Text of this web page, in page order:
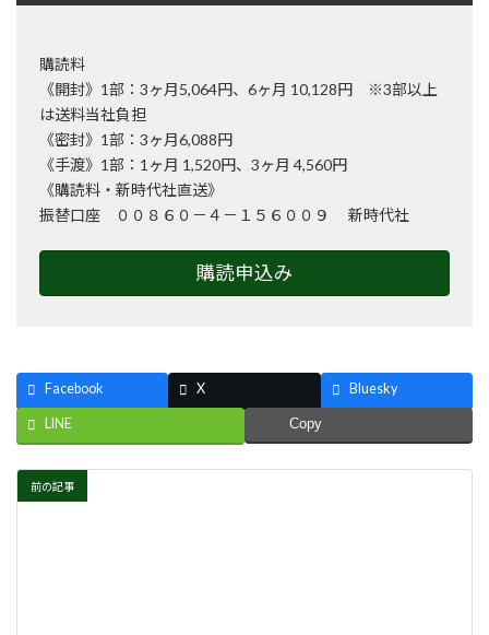
購読料
《開封》1部：3ヶ月5,064円、6ヶ月 10,128円 ※3部以上
は送料当社負担
《密封》1部：3ヶ月6,088円
《手渡》1部：1ヶ月 1,520円、3ヶ月 4,560円
《購読料・新時代社直送》
振替口座 ００８６０－４－１５６００９ 新時代社
購読申込み
Facebook X Bluesky
LINE Copy
前の記事